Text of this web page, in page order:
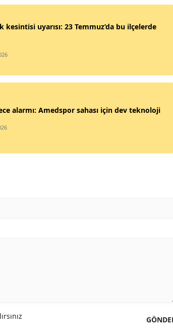
kesintisi uyarısı: 23 Temmuz’da bu ilçelerde
alarmı: Amedspor sahası için dev teknoloji